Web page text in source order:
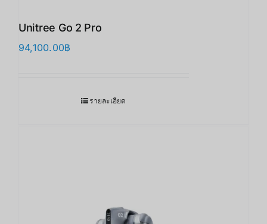
Unitree Go 2 Pro
94,100.00฿
รายละเอียด